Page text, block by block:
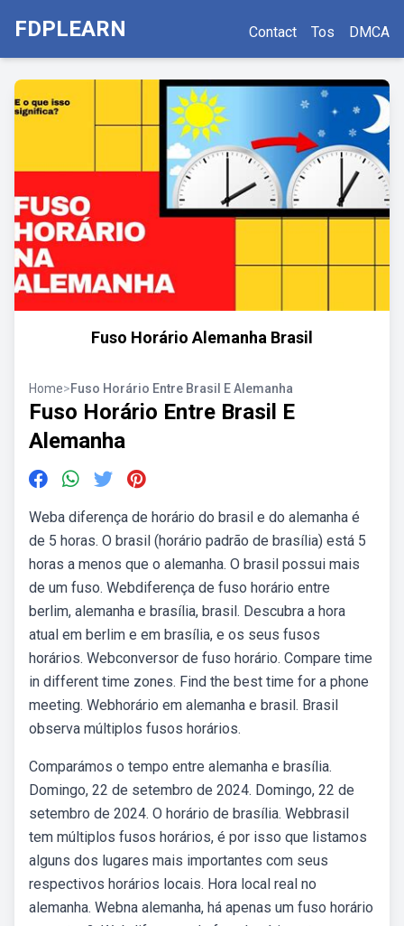
FDPLEARN Contact Tos DMCA
Fuso Horário Alemanha Brasil
Home>Fuso Horário Entre Brasil E Alemanha
Fuso Horário Entre Brasil E
Alemanha
Weba diferença de horário do brasil e do alemanha é
de 5 horas. O brasil (horário padrão de brasília) está 5
horas a menos que o alemanha. O brasil possui mais
de um fuso. Webdiferença de fuso horário entre
berlim, alemanha e brasília, brasil. Descubra a hora
atual em berlim e em brasília, e os seus fusos
horários. Webconversor de fuso horário. Compare time
in different time zones. Find the best time for a phone
meeting. Webhorário em alemanha e brasil. Brasil
observa múltiplos fusos horários.
Comparámos o tempo entre alemanha e brasília.
Domingo, 22 de setembro de 2024. Domingo, 22 de
setembro de 2024. O horário de brasília. Webbrasil
tem múltiplos fusos horários, é por isso que listamos
alguns dos lugares mais importantes com seus
respectivos horários locais. Hora local real no
alemanha. Webna alemanha, há apenas um fuso horário